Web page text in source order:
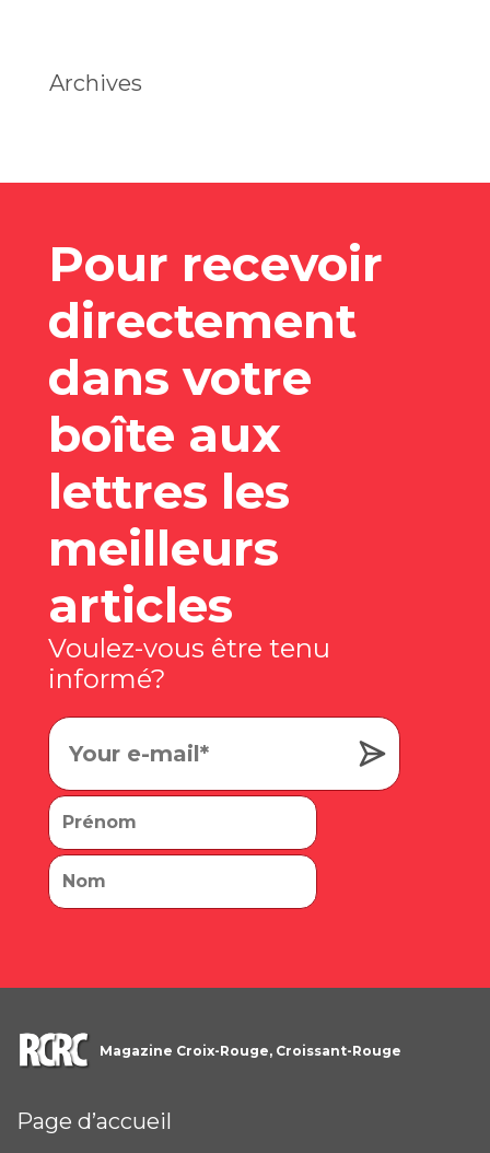
Archives
Pour recevoir
directement
dans votre
boîte aux
lettres les
meilleurs
articles
Voulez-vous être tenu
informé?
Magazine Croix-Rouge, Croissant-Rouge
Page d’accueil